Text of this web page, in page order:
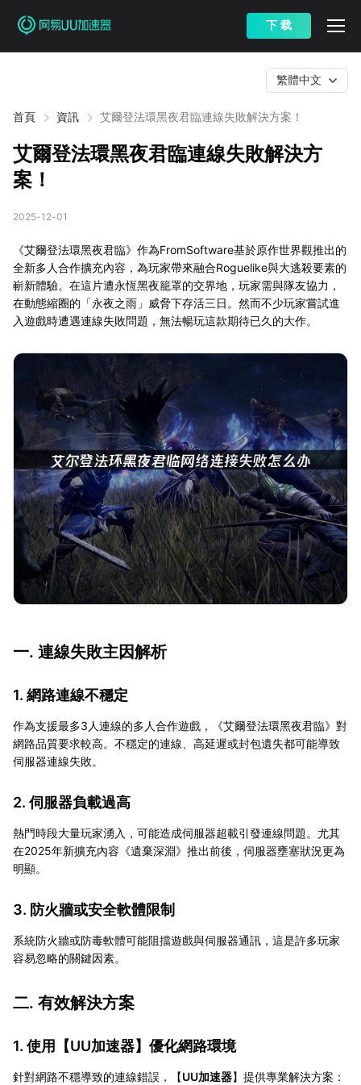
下 载
首頁 資訊 艾爾登法環黑夜君臨連線失敗解決方案！
繁體中文
艾爾登法環黑夜君臨連線失敗解決方
案！
2025-12-01
《艾爾登法環黑夜君臨》作為FromSoftware基於原作世界觀推出的
全新多人合作擴充內容，為玩家帶來融合Roguelike與大逃殺要素的
嶄新體驗。在這片遭永恆黑夜籠罩的交界地，玩家需與隊友協力，
在動態縮圈的「永夜之雨」威脅下存活三日。然而不少玩家嘗試進
入遊戲時遭遇連線失敗問題，無法暢玩這款期待已久的大作。
一. 連線失敗主因解析
1. 網路連線不穩定
作為支援最多3人連線的多人合作遊戲，《艾爾登法環黑夜君臨》對
網路品質要求較高。不穩定的連線、高延遲或封包遺失都可能導致
伺服器連線失敗。
2. 伺服器負載過高
熱門時段大量玩家湧入，可能造成伺服器超載引發連線問題。尤其
在2025年新擴充內容《遺棄深淵》推出前後，伺服器壅塞狀況更為
明顯。
3. 防火牆或安全軟體限制
系統防火牆或防毒軟體可能阻擋遊戲與伺服器通訊，這是許多玩家
容易忽略的關鍵因素。
二. 有效解決方案
1. 使用【UU加速器】優化網路環境
針對網路不穩導致的連線錯誤，【UU加速器】提供專業解決方案：